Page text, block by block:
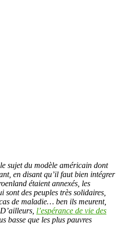
sujet du modèle américain dont
en disant qu’il faut bien intégrer
étaient annexés, les
sont des peuples très solidaires,
de maladie… ben ils meurent,
l’espérance de vie des
basse que les plus pauvres